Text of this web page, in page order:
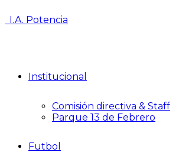
I.A. Potencia
Institucional
Comisión directiva & Staff
Parque 13 de Febrero
Futbol